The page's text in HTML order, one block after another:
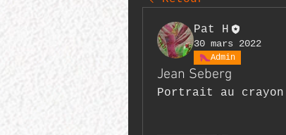
Pat H
30 mars 2022
Admin
Jean Seberg
Portrait au